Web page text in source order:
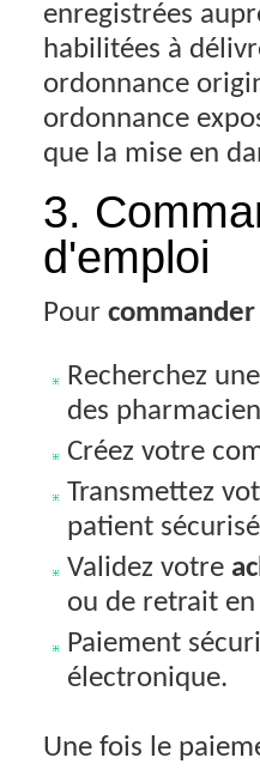
enregistrées
habilitées à
ordonnance
ordonnance
que la mise en
3.
d'emploi
Pour commander
Recherchez
des
Créez votre
Transmettez
patient
Validez votre
ou de retrait
Paiement
électronique.
Une fois le